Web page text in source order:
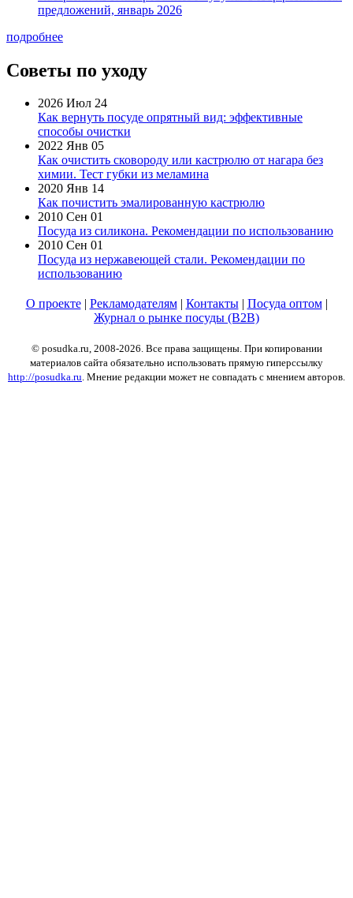
предложений, январь 2026
подробнее
Советы по уходу
2026 Июл 24
Как вернуть посуде опрятный вид: эффективные
способы очистки
2022 Янв 05
Как очистить сковороду или кастрюлю от нагара без
химии. Тест губки из меламина
2020 Янв 14
Как почистить эмалированную кастрюлю
2010 Сен 01
Посуда из силикона. Рекомендации по использованию
2010 Сен 01
Посуда из нержавеющей стали. Рекомендации по
использованию
О проекте| Рекламодателям| Контакты| Посуда оптом|
Журнал о рынке посуды (B2B)
© posudka.ru, 2008-2026. Все права защищены. При копировании
материалов сайта обязательно использовать прямую гиперссылку
http://posudka.ru. Мнение редакции может не совпадать с мнением авторов.